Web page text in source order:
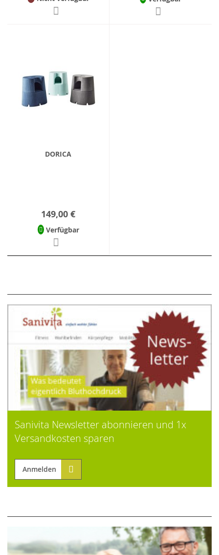
DORICA
149,00 €
Verfügbar
Sanivita Newsletter abonnieren und 1x
Versandkosten sparen
Anmelden